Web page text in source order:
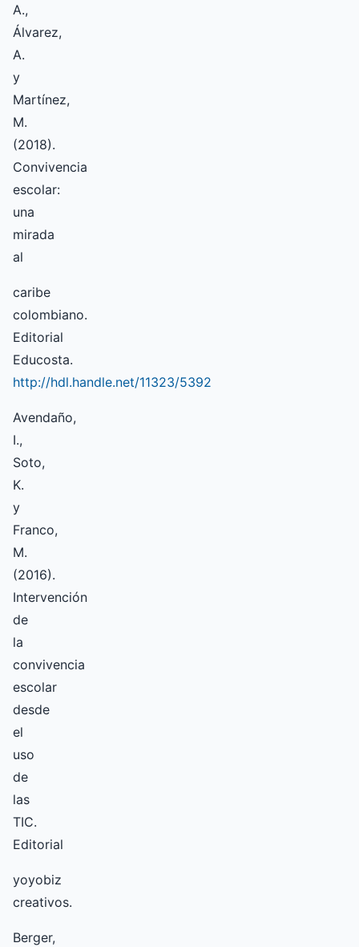
A.,
Álvarez,
A.
y
Martínez,
M.
(2018).
Convivencia
escolar:
una
mirada
al
caribe
colombiano.
Editorial
Educosta.
http://hdl.handle.net/11323/5392
Avendaño,
I.,
Soto,
K.
y
Franco,
M.
(2016).
Intervención
de
la
convivencia
escolar
desde
el
uso
de
las
TIC.
Editorial
yoyobiz
creativos.
Berger,